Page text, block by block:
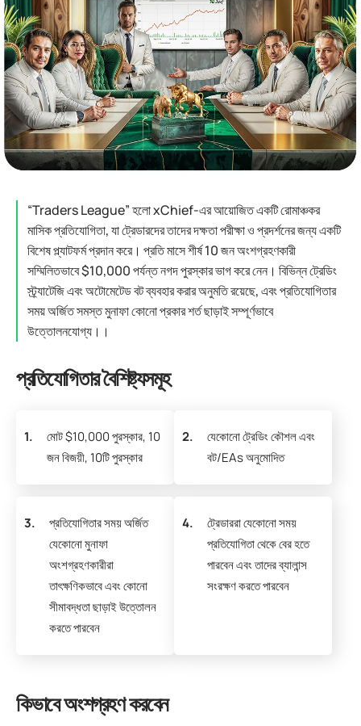
“Traders League” হলো xChief-এর আয়োজিত একটি রোমাঞ্চকর
মাসিক প্রতিযোগিতা, যা ট্রেডারদের তাদের দক্ষতা পরীক্ষা ও প্রদর্শনের জন্য একটি
বিশেষ প্ল্যাটফর্ম প্রদান করে। প্রতি মাসে শীর্ষ 10 জন অংশগ্রহণকারী
সম্মিলিতভাবে $10,000 পর্যন্ত নগদ পুরস্কার ভাগ করে নেন। বিভিন্ন ট্রেডিং
স্ট্র্যাটেজি এবং অটোমেটেড বট ব্যবহার করার অনুমতি রয়েছে, এবং প্রতিযোগিতার
সময় অর্জিত সমস্ত মুনাফা কোনো প্রকার শর্ত ছাড়াই সম্পূর্ণভাবে
উত্তোলনযোগ্য।।
প্রতিযোগিতার বৈশিষ্ট্যসমূহ
1.
মোট $10,000 পুরস্কার, 10
জন বিজয়ী, 10টি পুরস্কার
2.
যেকোনো ট্রেডিং কৌশল এবং
বট/EAs অনুমোদিত
3.
প্রতিযোগিতার সময় অর্জিত
যেকোনো মুনাফা
অংশগ্রহণকারীরা
তাৎক্ষণিকভাবে এবং কোনো
সীমাবদ্ধতা ছাড়াই উত্তোলন
করতে পারবেন
4.
ট্রেডাররা যেকোনো সময়
প্রতিযোগিতা থেকে বের হতে
পারবেন এবং তাদের ব্যালান্স
সংরক্ষণ করতে পারবেন
কিভাবে অংশগ্রহণ করবেন